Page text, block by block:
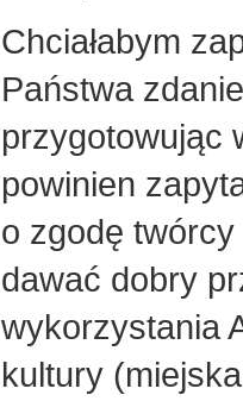
Chciałabym
Państwa
przygotowując
powinien
o zgodę
dawać dobry
wykorzystania
kultury